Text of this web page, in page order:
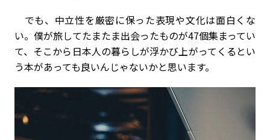
でも、中立性を厳密に保った表現や文化は面白くな
い。僕が旅してたまたま出会ったものが47個集まってい
て、そこから日本人の暮らしが浮かび上がってくるとい
う本があっても良いんじゃないかと思います。